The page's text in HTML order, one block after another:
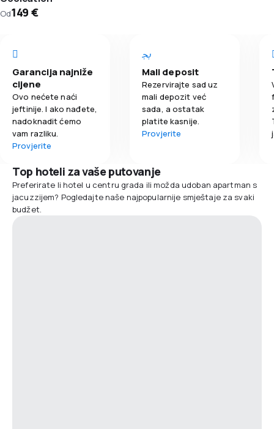
Od149 €
Garancija najniže
cijene
Ovo nećete naći
jeftinije. I ako nađete,
nadoknadit ćemo
vam razliku.
Provjerite
Mali deposit
Rezervirajte sad uz
mali depozit već
sada, a ostatak
platite kasnije.
Provjerite
Top hoteli za vaše putovanje
Preferirate li hotel u centru grada ili možda udoban apartman s
jacuzzijem? Pogledajte naše najpopularnije smještaje za svaki
budžet.